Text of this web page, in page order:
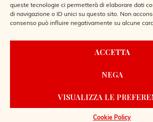
queste tecnologie ci permetterà di elaborare dati
di navigazione o ID unici su questo sito. Non
consenso può influire negativamente su alcune
ACCETTA
NEGA
VISUALIZZA LE
Cookie Policy
CONTATTI
POWERED BY LAIO